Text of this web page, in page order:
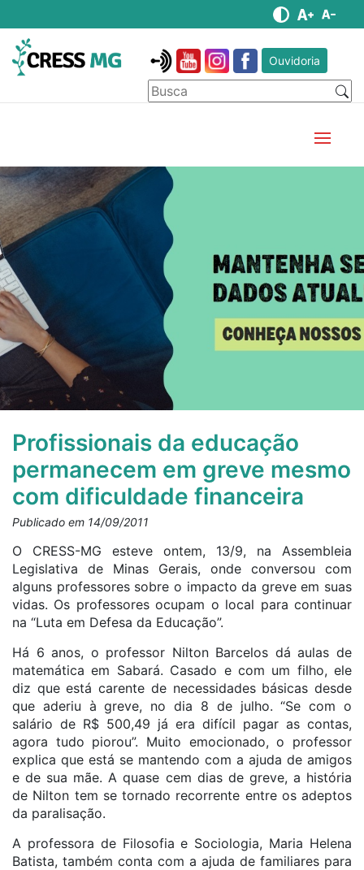
Ouvidoria
Profissionais da educação
permanecem em greve mesmo
com dificuldade financeira
Publicado em 14/09/2011
O CRESS-MG esteve ontem, 13/9, na Assembleia
Legislativa de Minas Gerais, onde conversou com
alguns professores sobre o impacto da greve em suas
vidas. Os professores ocupam o local para continuar
na “Luta em Defesa da Educação”.
Há 6 anos, o professor Nilton Barcelos dá aulas de
matemática em Sabará. Casado e com um filho, ele
diz que está carente de necessidades básicas desde
que aderiu à greve, no dia 8 de julho. “Se com o
salário de R$ 500,49 já era difícil pagar as contas,
agora tudo piorou”. Muito emocionado, o professor
explica que está se mantendo com a ajuda de amigos
e de sua mãe. A quase cem dias de greve, a história
de Nilton tem se tornado recorrente entre os adeptos
da paralisação.
A professora de Filosofia e Sociologia, Maria Helena
Batista, também conta com a ajuda de familiares para